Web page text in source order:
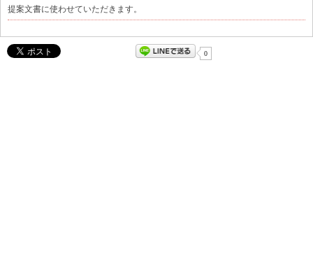
提案文書に使わせていただきます。
0